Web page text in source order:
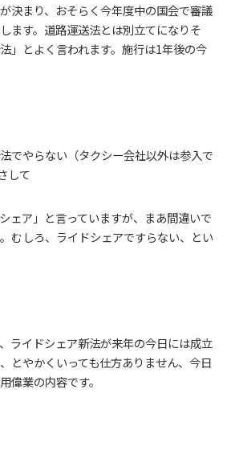
決まり、おそらく今年度中の国会で審議
ます。道路運送法とは別立てになりそ
」とよく言われます。施行は1年後の今
でやらない（タクシー会社以外は参入で
して
ェア」と言っていますが、まあ間違いで
むしろ、ライドシェアですらない、とい
ライドシェア新法が来年の今日には成立
とやかくいっても仕方ありません、今日
偉業の内容です。